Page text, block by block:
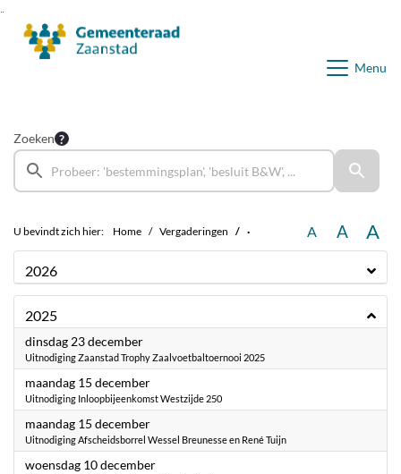
Menu
Zoeken
U bevindt zich hier: Home Vergaderingen · A A A
2026
2025
dinsdag 23 december2025
Uitnodiging Zaanstad Trophy Zaalvoetbaltoernooi 2025
maandag 15 december2025
Uitnodiging Inloopbijeenkomst Westzijde 250
maandag 15 december2025
Uitnodiging Afscheidsborrel Wessel Breunesse en René Tuijn
woensdag 10 december2025